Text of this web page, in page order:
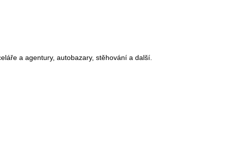
a agentury, autobazary, stěhování a další.